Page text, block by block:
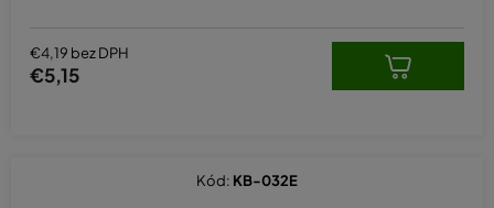
€4,19 bez DPH
€5,15
Kód: KB-032E